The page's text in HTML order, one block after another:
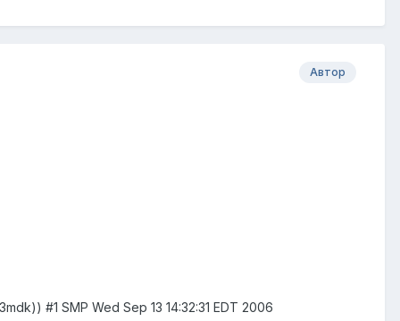
Автор
#1 SMP Wed Sep 13 14:32:31 EDT 2006